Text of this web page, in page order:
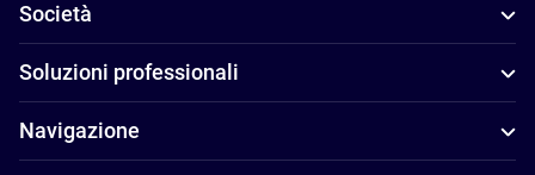
Società
Soluzioni professionali
Navigazione